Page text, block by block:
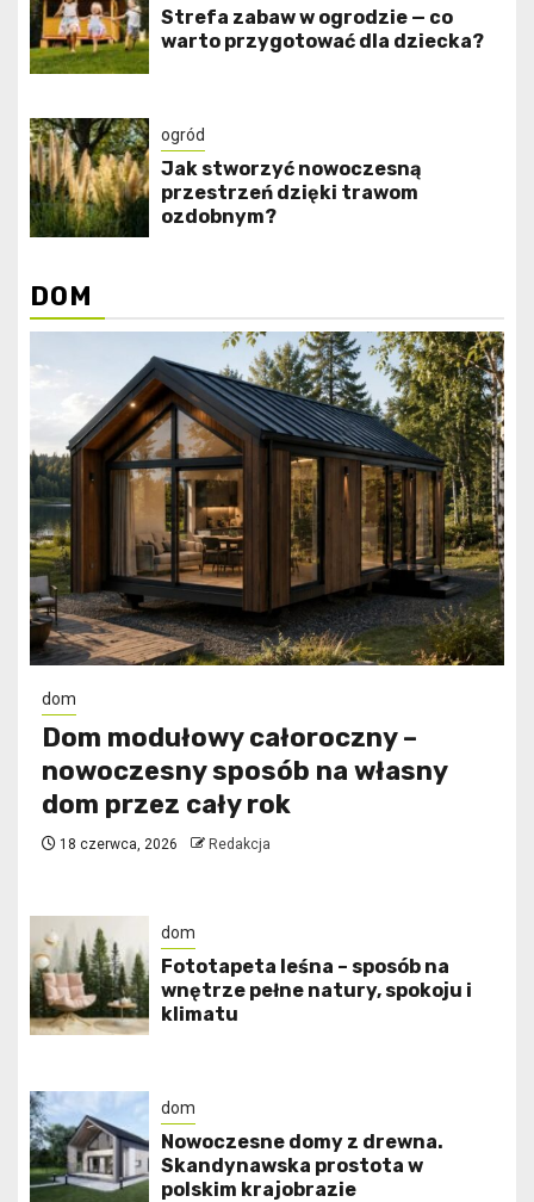
Strefa zabaw w ogrodzie — co
warto przygotować dla dziecka?
ogród
Jak stworzyć nowoczesną
przestrzeń dzięki trawom
ozdobnym?
DOM
dom
Dom modułowy całoroczny –
nowoczesny sposób na własny
dom przez cały rok
18 czerwca, 2026 Redakcja
dom
​Fototapeta leśna – sposób na
wnętrze pełne natury, spokoju i
klimatu
dom
Nowoczesne domy z drewna.
Skandynawska prostota w
polskim krajobrazie